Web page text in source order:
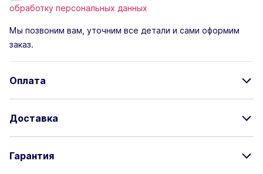
обработку персональных данных
Мы позвоним вам, уточним все детали и сами оформим
заказ.
Оплата
Доставка
Гарантия